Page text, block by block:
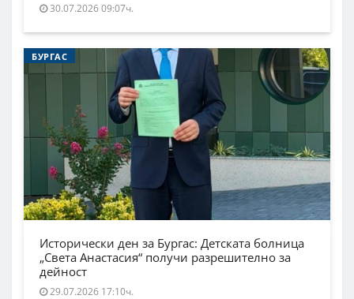
30.07.2026 09:07ч.
БУРГАС
Исторически ден за Бургас: Детската болница
„Света Анастасия“ получи разрешително за
дейност
29.07.2026 17:10ч.